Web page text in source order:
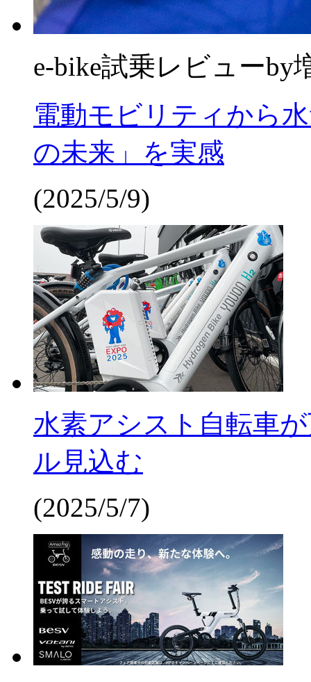
e-bike試乗レビューby
電動モビリティから
の未来」を実感
(2025/5/9)
水素アシスト自転車
ル見込む
(2025/5/7)